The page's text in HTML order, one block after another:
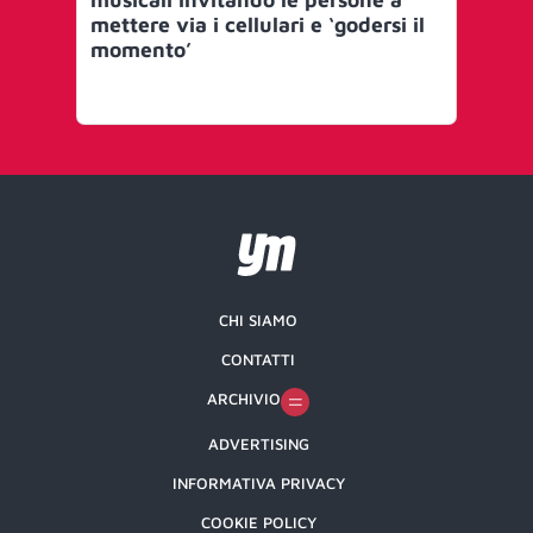
mettere via i cellulari e ‘godersi il
momento’
CHI SIAMO
CONTATTI
ARCHIVIO
ADVERTISING
INFORMATIVA PRIVACY
COOKIE POLICY